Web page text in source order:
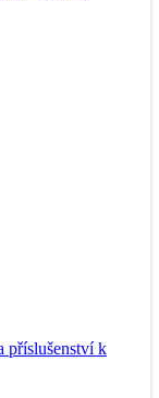
příslušenství k